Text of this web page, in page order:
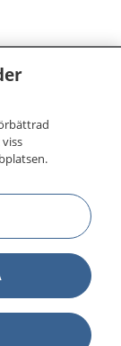
vård
om
kontakta.
dina
för